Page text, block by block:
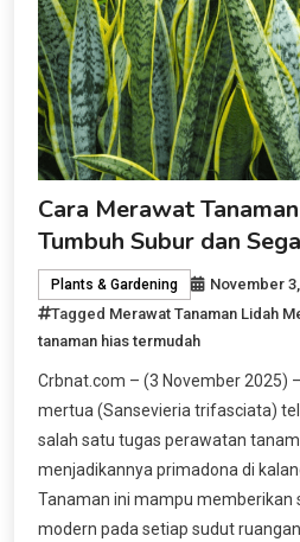
Cara Merawat
Tumbuh Subur dan
Plants & Gardening November
Tagged Merawat Tanaman Lidah
tanaman hias termudah
Crbnat.com – (3 November 2025)
mertua (Sansevieria trifasciata)
salah satu tugas perawatan
menjadikannya primadona di
Tanaman ini mampu memberikan
modern pada setiap sudut